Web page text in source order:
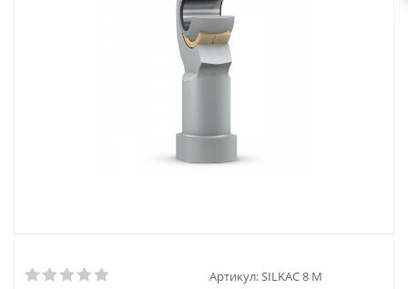
Артикул: SILKAC 8 M